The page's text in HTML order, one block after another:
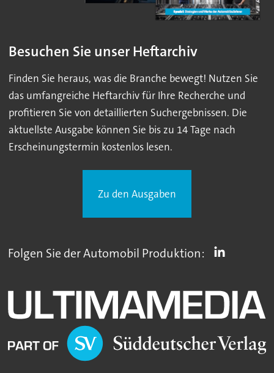
Besuchen Sie unser Heftarchiv
Finden Sie heraus, was die Branche bewegt! Nutzen Sie
das umfangreiche Heftarchiv für Ihre Recherche und
profitieren Sie von detaillierten Suchergebnissen. Die
aktuellste Ausgabe können Sie bis zu 14 Tage nach
Erscheinungstermin kostenlos lesen.
Zu den Ausgaben
Folgen Sie der Automobil Produktion: